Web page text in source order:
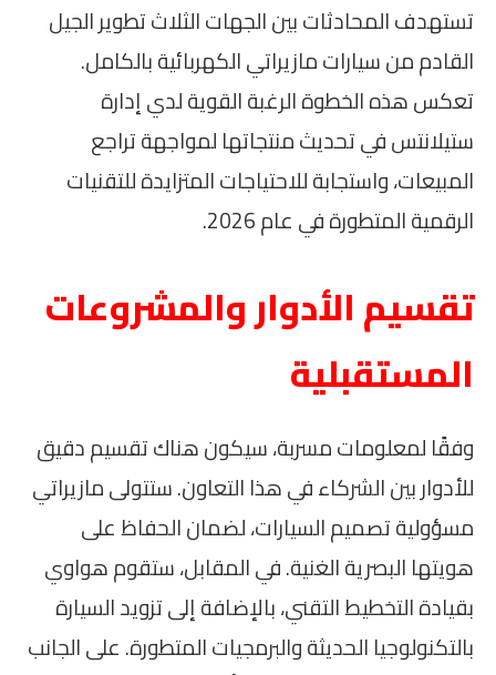
تستهدف المحادثات بين الجهات الثلاث تطوير الجيل
القادم من سيارات مازيراتي الكهربائية بالكامل.
تعكس هذه الخطوة الرغبة القوية لدي إدارة
ستيلانتس في تحديث منتجاتها لمواجهة تراجع
المبيعات، واستجابة للاحتياجات المتزايدة للتقنيات
الرقمية المتطورة في عام 2026.
تقسيم الأدوار والمشروعات
المستقبلية
وفقًا لمعلومات مسربة، سيكون هناك تقسيم دقيق
للأدوار بين الشركاء في هذا التعاون. ستتولى مازيراتي
مسؤولية تصميم السيارات، لضمان الحفاظ على
هويتها البصرية الغنية. في المقابل، ستقوم هواوي
بقيادة التخطيط التقني، بالإضافة إلى تزويد السيارة
بالتكنولوجيا الحديثة والبرمجيات المتطورة. على الجانب